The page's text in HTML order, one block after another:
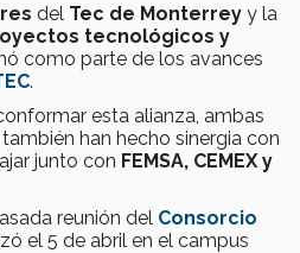
del Tec de Monterrey y la
tecnológicos y
como parte de los avances
.
esta alianza, ambas
han hecho sinergia con
junto con FEMSA, CEMEX y
reunión del Consorcio
el 5 de abril en el campus